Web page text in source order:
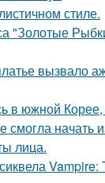
стиле.
"Золотые
вызвало
в южной
смогла начать
лица.